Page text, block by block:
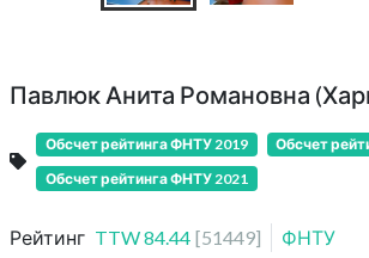
Павлюк Анита Романовна
Обсчет рейтинга ФНТУ 2019
Обсчет
Обсчет рейтинга ФНТУ 2021
Рейтинг TTW84.44 [51449] ФНТУ